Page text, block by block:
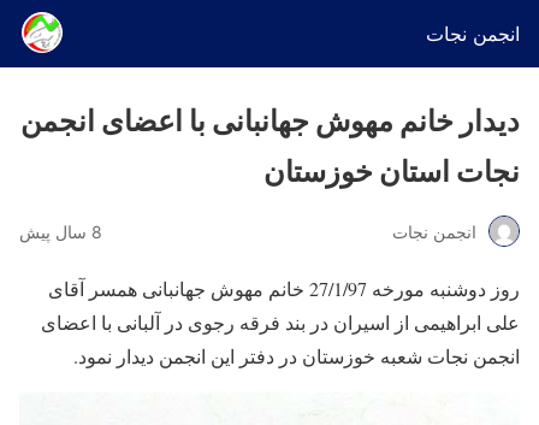
انجمن نجات
دیدار خانم مهوش جهانبانی با اعضای انجمن
نجات استان خوزستان
انجمن نجات 8 سال پیش
روز دوشنبه مورخه 27/1/97 خانم مهوش جهانبانی همسر آقای
علی ابراهیمی از اسیران در بند فرقه رجوی در آلبانی با اعضای
انجمن نجات شعبه خوزستان در دفتر این انجمن دیدار نمود.